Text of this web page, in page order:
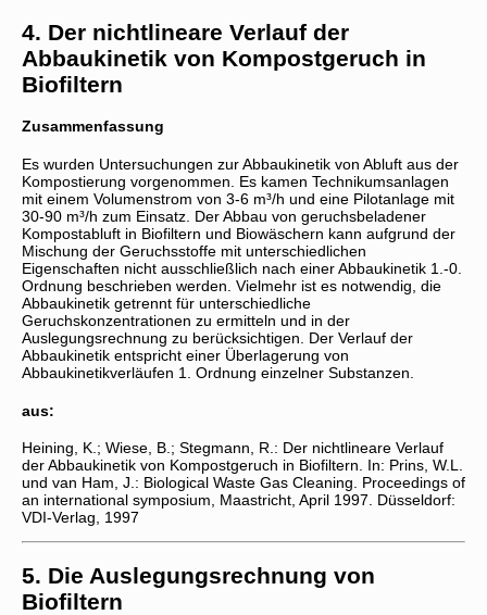
4. Der nichtlineare Verlauf der
Abbaukinetik von Kompostgeruch in
Biofiltern
Zusammenfassung
Es wurden Untersuchungen zur Abbaukinetik von Abluft aus der
Kompostierung vorgenommen. Es kamen Technikumsanlagen
mit einem Volumenstrom von 3-6 m³/h und eine Pilotanlage mit
30-90 m³/h zum Einsatz. Der Abbau von geruchsbeladener
Kompostabluft in Biofiltern und Biowäschern kann aufgrund der
Mischung der Geruchsstoffe mit unterschiedlichen
Eigenschaften nicht ausschließlich nach einer Abbaukinetik 1.-0.
Ordnung beschrieben werden. Vielmehr ist es notwendig, die
Abbaukinetik getrennt für unterschiedliche
Geruchskonzentrationen zu ermitteln und in der
Auslegungsrechnung zu berücksichtigen. Der Verlauf der
Abbaukinetik entspricht einer Überlagerung von
Abbaukinetikverläufen 1. Ordnung einzelner Substanzen.
aus:
Heining, K.; Wiese, B.; Stegmann, R.: Der nichtlineare Verlauf
der Abbaukinetik von Kompostgeruch in Biofiltern. In: Prins, W.L.
und van Ham, J.: Biological Waste Gas Cleaning. Proceedings of
an international symposium, Maastricht, April 1997. Düsseldorf:
VDI-Verlag, 1997
5. Die Auslegungsrechnung von
Biofiltern